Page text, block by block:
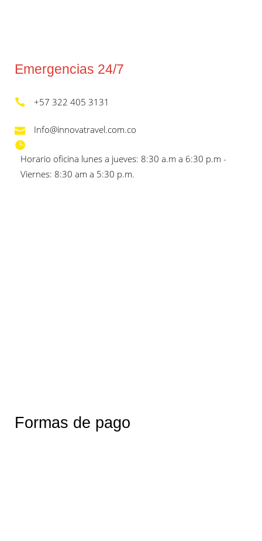
Emergencias 24/7
+57 322 405 3131
Info@innovatravel.com.co
Horario oficina lunes a jueves: 8:30 a.m a 6:30 p.m -
Viernes: 8:30 am a 5:30 p.m.
Formas de pago